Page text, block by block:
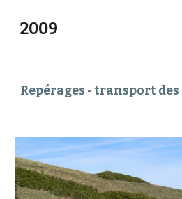
2009
Repérages - transport